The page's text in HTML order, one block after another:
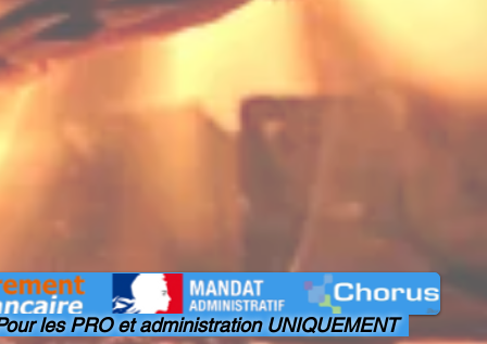
les PRO et administration UNIQUEMENT